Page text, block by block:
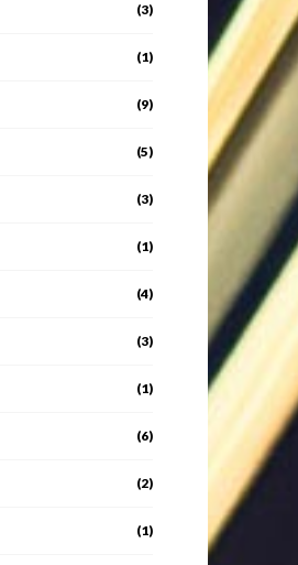
(3)
(1)
(9)
(5)
(3)
(1)
(4)
(3)
(1)
(6)
(2)
(1)